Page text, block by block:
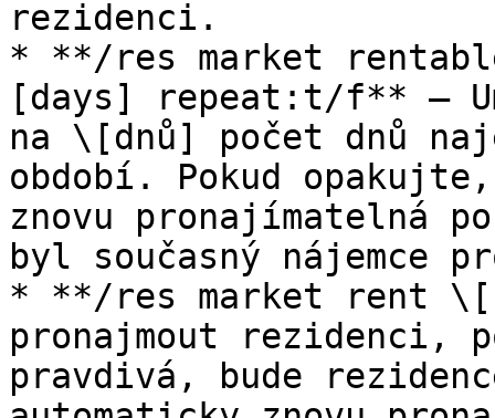
rezidenci.
* **/res market
[days] repeat:t/f** –
na \[dnů] počet dnů
období. Pokud
znovu pronajímatelná
byl současný nájemce
* **/res market rent
pronajmout rezidenci,
pravdivá, bude